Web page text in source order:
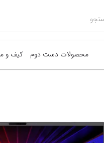
محصولات دست دوم کیف و